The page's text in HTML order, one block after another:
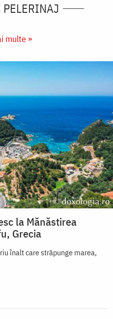
PELERINAJ
multe »
la Mănăstirea
Grecia
înalt care străpunge marea,